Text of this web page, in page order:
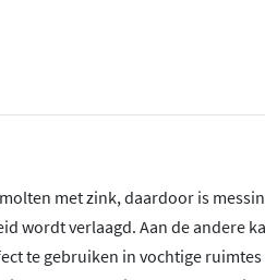
met zink, daardoor is
wordt verlaagd. Aan de andere
te gebruiken in vochtige